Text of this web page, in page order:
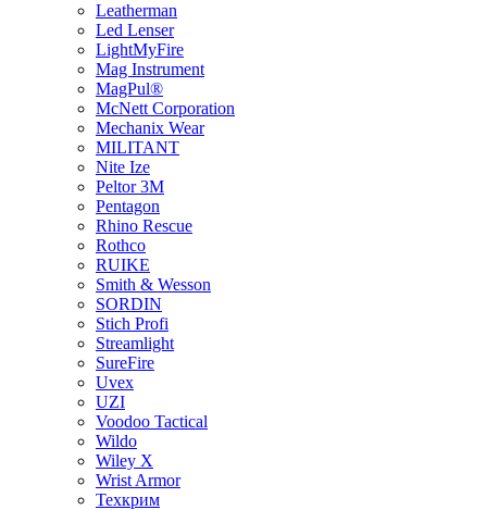
Leatherman
Led Lenser
LightMyFire
Mag Instrument
MagPul®
McNett Corporation
Mechanix Wear
MILITANT
Nite Ize
Peltor 3M
Pentagon
Rhino Rescue
Rothco
RUIKE
Smith & Wesson
SORDIN
Stich Profi
Streamlight
SureFire
Uvex
UZI
Voodoo Tactical
Wildo
Wiley X
Wrist Armor
Техкрим